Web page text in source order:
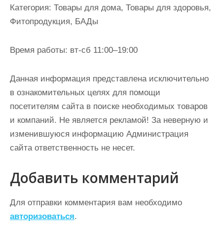
Категория: Товары для дома, Товары для здоровья,
Фитопродукция, БАДы
Время работы: вт-сб 11:00–19:00
Данная информация представлена исключительно
в ознакомительных целях для помощи
посетителям сайта в поиске необходимых товаров
и компаний. Не является рекламой! За неверную и
изменившуюся информацию Администрация
сайта ответственность не несет.
Добавить комментарий
Для отправки комментария вам необходимо
авторизоваться.